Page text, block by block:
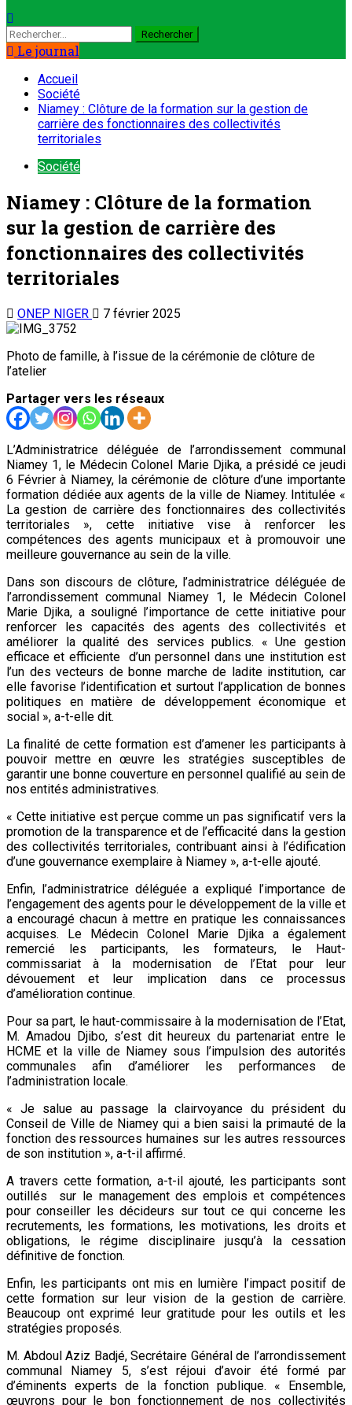
Le journal
Accueil
Société
Niamey : Clôture de la formation sur la gestion de
carrière des fonctionnaires des collectivités
territoriales
Société
Niamey : Clôture de la formation
sur la gestion de carrière des
fonctionnaires des collectivités
territoriales
ONEP NIGER 7 février 2025
Photo de famille, à l’issue de la cérémonie de clôture de
l’atelier
Partager vers les réseaux
L’Administratrice déléguée de l’arrondissement communal
Niamey 1, le Médecin Colonel Marie Djika, a présidé ce jeudi
6 Février à Niamey, la cérémonie de clôture d’une importante
formation dédiée aux agents de la ville de Niamey. Intitulée «
La gestion de carrière des fonctionnaires des collectivités
territoriales », cette initiative vise à renforcer les
compétences des agents municipaux et à promouvoir une
meilleure gouvernance au sein de la ville.
Dans son discours de clôture, l’administratrice déléguée de
l’arrondissement communal Niamey 1, le Médecin Colonel
Marie Djika, a souligné l’importance de cette initiative pour
renforcer les capacités des agents des collectivités et
améliorer la qualité des services publics. « Une gestion
efficace et efficiente d’un personnel dans une institution est
l’un des vecteurs de bonne marche de ladite institution, car
elle favorise l’identification et surtout l’application de bonnes
politiques en matière de développement économique et
social », a-t-elle dit.
La finalité de cette formation est d’amener les participants à
pouvoir mettre en œuvre les stratégies susceptibles de
garantir une bonne couverture en personnel qualifié au sein de
nos entités administratives.
« Cette initiative est perçue comme un pas significatif vers la
promotion de la transparence et de l’efficacité dans la gestion
des collectivités territoriales, contribuant ainsi à l’édification
d’une gouvernance exemplaire à Niamey », a-t-elle ajouté.
Enfin, l’administratrice déléguée a expliqué l’importance de
l’engagement des agents pour le développement de la ville et
a encouragé chacun à mettre en pratique les connaissances
acquises. Le Médecin Colonel Marie Djika a également
remercié les participants, les formateurs, le Haut-
commissariat à la modernisation de l’Etat pour leur
dévouement et leur implication dans ce processus
d’amélioration continue.
Pour sa part, le haut-commissaire à la modernisation de l’Etat,
M. Amadou Djibo, s’est dit heureux du partenariat entre le
HCME et la ville de Niamey sous l’impulsion des autorités
communales afin d’améliorer les performances de
l’administration locale.
« Je salue au passage la clairvoyance du président du
Conseil de Ville de Niamey qui a bien saisi la primauté de la
fonction des ressources humaines sur les autres ressources
de son institution », a-t-il affirmé.
A travers cette formation, a-t-il ajouté, les participants sont
outillés sur le management des emplois et compétences
pour conseiller les décideurs sur tout ce qui concerne les
recrutements, les formations, les motivations, les droits et
obligations, le régime disciplinaire jusqu’à la cessation
définitive de fonction.
Enfin, les participants ont mis en lumière l’impact positif de
cette formation sur leur vision de la gestion de carrière.
Beaucoup ont exprimé leur gratitude pour les outils et les
stratégies proposés.
M. Abdoul Aziz Badjé, Secrétaire Général de l’arrondissement
communal Niamey 5, s’est réjoui d’avoir été formé par
d’éminents experts de la fonction publique. « Ensemble,
œuvrons pour le bon fonctionnement de nos collectivités